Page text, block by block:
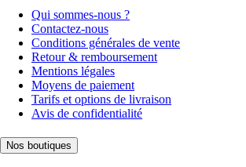
Qui sommes-nous ?
Contactez-nous
Conditions générales de vente
Retour & remboursement
Mentions légales
Moyens de paiement
Tarifs et options de livraison
Avis de confidentialité
Nos boutiques